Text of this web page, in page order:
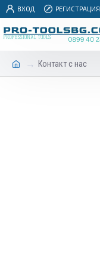
ВХОД РЕГИСТРАЦИЯ
Контакт с нас